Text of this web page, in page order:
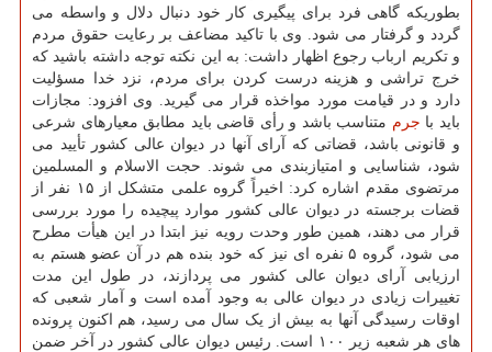
بطوریکه گاهی فرد برای پیگیری کار خود دنبال دلال و واسطه می
گردد و گرفتار می شود. وی با تاکید مضاعف بر رعایت حقوق مردم
و تکریم ارباب رجوع اظهار داشت: به این نکته توجه داشته باشید که
خرج تراشی و هزینه درست کردن برای مردم، نزد خدا مسؤلیت
دارد و در قیامت مورد مواخذه قرار می گیرید. وی افزود: مجازات
باید با جرم متناسب باشد و رأی قاضی باید مطابق معیارهای شرعی
و قانونی باشد، قضاتی که آرای آنها در دیوان عالی کشور تأیید می
شود، شناسایی و امتیازبندی می شوند. حجت الاسلام و المسلمین
مرتضوی مقدم اشاره کرد: اخیراً گروه علمی متشکل از ۱۵ نفر از
قضات برجسته در دیوان عالی کشور موارد پیچیده را مورد بررسی
قرار می دهند، همین طور وحدت رویه نیز ابتدا در این هیأت مطرح
می شود، گروه ۵ نفره ای نیز که خود بنده هم در آن عضو هستم به
ارزیابی آرای دیوان عالی کشور می پردازند، در طول این مدت
تغییرات زیادی در دیوان عالی به وجود آمده است و آمار شعبی که
اوقات رسیدگی آنها به بیش از یک سال می رسید، هم اکنون پرونده
های هر شعبه زیر ۱۰۰ است. رئیس دیوان عالی کشور در آخر ضمن